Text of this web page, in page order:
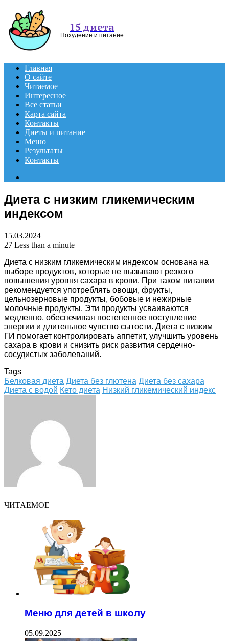
15 диета
Похудение и питание
Главная
О сайте
Читаемое
Интересное
Все статьи
Карта сайта
Контакты
Диеты и питание
Меню
Результаты
Контакты
Диета с низким гликемическим
индексом
15.03.2024
27 Less than a minute
Диета с низким гликемическим индексом основана на
выборе продуктов, которые не вызывают резкого
повышения уровня сахара в крови. При таком питании
рекомендуется употреблять овощи, фрукты,
цельнозерновые продукты, бобовые и нежирные
молочные продукты. Эти продукты усваиваются
медленно, обеспечивая постепенное поступление
энергии и длительное чувство сытости. Диета с низким
ГИ помогает контролировать аппетит, улучшить уровень
сахара в крови и снизить риск развития сердечно-
сосудистых заболеваний.
Tags
Белковая диета Диета без глютена Диета без сахара
Диета с водой Кето диета Низкий гликемический индекс
ЧИТАЕМОЕ
Меню для детей в школу
05.09.2025